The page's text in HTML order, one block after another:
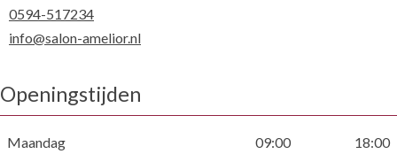
0594-517234
info@salon-amelior.nl
Openingstijden
Maandag 09:00 18:00